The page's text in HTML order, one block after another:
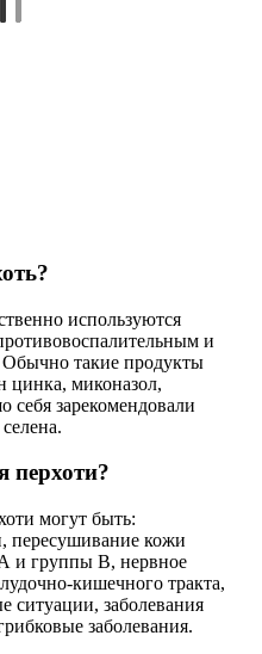
используются
и
такие продукты
цинка, миконазол,
себя зарекомендовали
перхоти?
могут быть:
пересушивание кожи
и группы В, нервное
кишечного тракта,
ситуации, заболевания
заболевания.